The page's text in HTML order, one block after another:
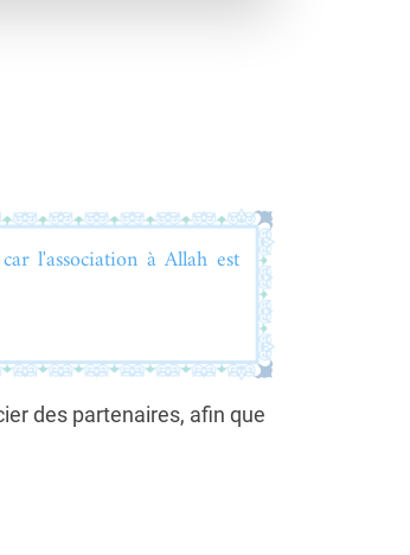
l'association à Allah est
des partenaires, afin que